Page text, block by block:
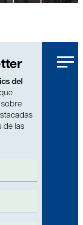
del
de las